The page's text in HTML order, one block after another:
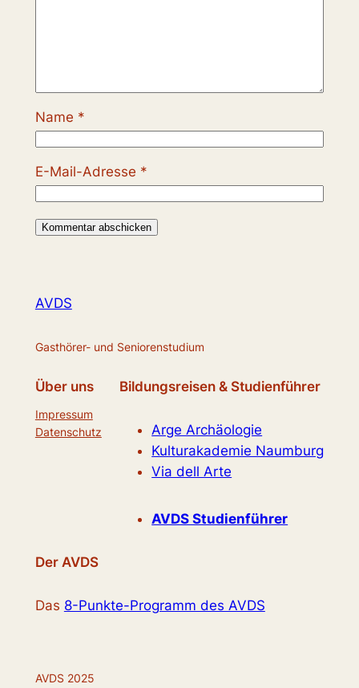
Name *
E-Mail-Adresse *
AVDS
Gasthörer- und Seniorenstudium
Über uns
Impressum
Datenschutz
Bildungsreisen & Studienführer
Arge Archäologie
Kulturakademie Naumburg
Via dell Arte
AVDS Studienführer
Der AVDS
Das 8-Punkte-Programm des AVDS
AVDS 2025